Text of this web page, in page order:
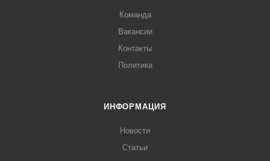
Команда
Вакансии
Контакты
Политика
ИНФОРМАЦИЯ
Новости
Статьи